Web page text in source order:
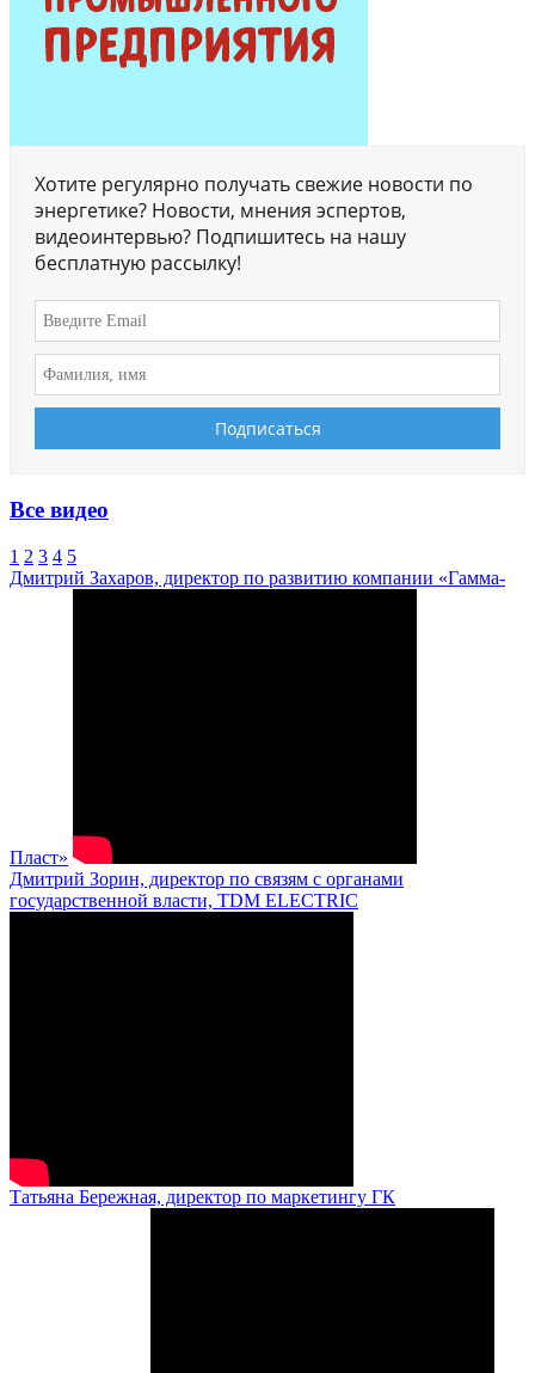
Хотите регулярно получать свежие новости по
энергетике? Новости, мнения эспертов,
видеоинтервью? Подпишитесь на нашу
бесплатную рассылку!
Все видео
1 2 3 4 5
Дмитрий Захаров, директор по развитию компании «Гамма-
Пласт»
Дмитрий Зорин, директор по связям с органами
государственной власти, TDM ELECTRIC
Татьяна Бережная, директор по маркетингу ГК